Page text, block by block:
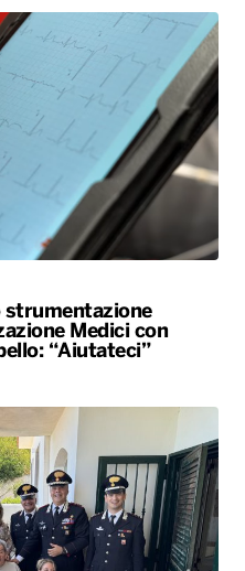
strumentazione
Medici con
“Aiutateci”